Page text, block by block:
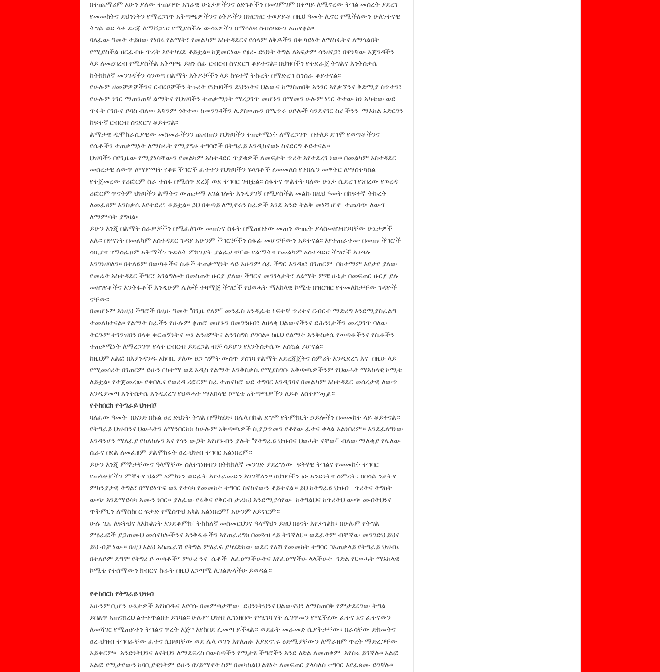
በተጨማሪም አሁን ያለው ተጨባጭ አገራዊ ሁኔታዎችንና ዕድገቶችን በመገምገም በቀጣይ ለሚኖረው ትግል መሰረት ያደረገ
የመመከትና ደህንነትን የማረጋገጥ አቅጣጫዎችንና ዕቅዶችን በዝርዝር ተወያይቶ በዚህ ዓመት ሊኖር የሚችለውን ሁለንተናዊ
ትግል ወደ ላቀ ደረጃ ለማሸጋገር የሚያስችሉ ውሳኔዎችን በማሳለፍ ስብሰባውን አጠናቋል፡፡
ባለፈው ዓመት ተይዘው የነበሩ የልማት፣ የመልካም አስተዳደርና የሰላም ዕቅዶችን በቀጣይነት ለማስፋትና ለማጎልበት
የሚያስችል ዘርፈብዙ ጥረት እየተካሄደ ቆይቷል፡፡ ከጀመርነው የፀረ- ድህነት ትግል ለአፍታም ሳንዘናጋ፣ በዋነኛው አጀንዳችን
ላይ ለመረባረብ የሚያስችል አቅጣጫ ይዘን ሰፊ ርብርብ ስናደርግ ቆይተናል፡፡ በህዝባችን የተደራጀ ትግልና እንቅስቃሴ
ከትክክለኛ መንገዳችን ሳንወጣ በልማት እቅዶቻችን ላይ ከፍተኛ ትኩረት በማድረግ ስንሰራ ቆይተናል፡፡
የሁሉም ዘመቻዎቻችንና ርብርቦቻችን ትኩረት የህዝባችን ደህንነትና ህልውና ከማስጠበቅ አንፃር እየቃኘንና ቅድሚያ ሰጥተን፣
የሁሉም ነገር ማጠንጠኛ ልማትና የህዝባችን ተጠቃሚነት ማረጋገጥ መሆኑን በማመን ሁሉም ነገር ትተው ከነ አካቴው ወደ
ጥፋት በገቡና ይባስ ብለው እኛንም ጎትተው ከመንገዳችን ሊያስወጡን በሚጥሩ ሀይሎች ሳንደናገር ስራችንን ማእከል አድርገን
ከፍተኛ ርብርብ ስናደርግ ቆይተናል፡፡
ልማታዊ ዲሞክራሲያዊው መስመራችንን ጨብጠን የህዝባችን ተጠቃሚነት ለማረጋገጥ በተለይ ደግሞ የወጣቶችንና
የሴቶችን ተጠቃሚነት ለማስፋት የሚያግዙ ተግባሮች በትግራይ እንዲከናወኑ ስናደርግ ቆይተናል።
ህዝባችን በየጊዜው የሚያነሳቸውን የመልካም አስተዳደር ጥያቄዎች ለመፍታት ጥረት እየተደረገ ነው፡፡ በመልካም አስተዳደር
መሰረታዊ ለውጥ ለማምጣት የቆዩ ችግሮች ፈትተን የህዝባችን ፍላጎቶች ለመመለስ የቀበሌን መዋቅር ለማስተካከል
የተጀመረው የሪፎርም ስራ ተስፋ በሚሰጥ ደረጃ ወደ ተግባር ገብቷል፡፡ ስፋትና ጥልቀት ባለው ሁኔታ ሲደረግ የነበረው የወረዳ
ሪፎርም ጥናትም ህዝባችን ልማትና ውጤታማ አገልግሎት እንዲያገኝ በሚያስችል መልኩ በዚህ ዓመት በከፍተኛ ትኩረት
ለመፈፀም እንስቃሴ እየተደረገ ቆይቷል፡፡ ይህ በቀጣይ ለሚኖሩን ስራዎች እንደ አንድ ትልቅ መነሻ ሆኖ ተጨባጭ ለውጥ
ለማምጣት ያግዛል፡፡
ይሁን እንጂ በልማት ስራዎቻችን በሚፈለገው መጠንና ስፋት በሚጠበቀው መጠን ውጤት ያላስመዘገብንባቸው ሁኔታዎች
አሉ፡፡ በዋናነት በመልካም አስተዳደር ጉዳይ አሁንም ችግሮቻችን ሰፋፊ መሆናቸውን አይተናል፡፡ እየተጠራቀሙ በመጡ ችግሮች
ሳቢያና በማስፈፀም አቅማችን ጉድለት ምክንያት ያልፈታናቸው የልማትና የመልካም አስተዳደር ችግሮች እንዳሉ
እንገነዘባለን፡፡ በተለይም በወጣቶችና ሴቶች ተጠቃሚነት ላይ አሁንም ሰፊ ችግር እንዳለ፣ በገጠርም በከተማም እየታየ ያለው
የመሬት አስተዳደር ችግር፣ አገልግሎት በመስጠት ዙርያ ያለው ችግርና መንገላታት፣ ለልማት ምቹ ሁኔታ በመፍጠር ዙርያ ያሉ
መዘግየቶችና እንቅፋቶች እንዲሁም ሌሎች ተዛማጅ ችግሮች የህወሓት ማእከላዊ ኮሚቴ በዝርዝር የተመለከታቸው ጉዳዮች
ናቸው፡፡
በመሆኑም እነዚህ ችግሮች በዚሁ ዓመት “በጊዜ የለም” መንፈስ እንዲፈቱ ከፍተኛ ጥረትና ርብርብ ማድረግ እንደሚያስፈልግ
ተመለክተናል፡፡ የልማት ስራችን የሁሉም ቋጠሮ መሆኑን በመገንዘብ፣ ለዘላቂ ህልውናችንና ደሕንነታችን መረጋገጥ ባለው
ትርጉም ተገንዝበን በላቀ ቁርጠኝነትና ወኔ ልንዘምትና ልንገሰግስ ይገባል፡፡ ከዚህ የልማት እንቅስቃሴ የወጣቶችንና የሴቶችን
ተጠቃሚነት ለማረጋገጥ የላቀ ርብርብ ይደረጋል ብቻ ሳይሆን የእንቅስቃሴው አስኳል ይሆናል፡፡
ከዚህም አልፎ በእያንዳንዱ አከባቢ ያለው ፀጋ ግምት ውስጥ ያስገባ የልማት አደረጃጀትና ስምሪት እንዲደረግ እና በዚሁ ላይ
የሚመሰረት በገጠርም ይሁን በከተማ ወደ አዲስ የልማት እንቅስቃሴ የሚያስገቡ አቅጣጫዎችንም የህወሓት ማእከላዊ ኮሚቴ
ለይቷል፡፡ የተጀመረው የቀበሌና የወረዳ ሪፎርም ስራ ተጠናክሮ ወደ ተግባር እንዲገባና በመልካም አስተዳደር መሰረታዊ ለውጥ
እንዲያመጣ እንቅስቃሴ እንዲደረግ የህወሓት ማእከላዊ ኮሚቴ አቅጣጫዎችን ለይቶ አስቀምጧል።
የተከበርክ የትግራይ ህዝብ፤
ባለፈው ዓመት በአንድ በኩል ፀረ ድህነት ትግል በማካሄድ፣ በሌላ በኩል ደግሞ የትምክህት ኃይሎችን በመመከት ላይ ቆይተናል።
የትግራይ ህዝብንና ህወሓትን ለማንበርከክ ከሁሉም አቅጣጫዎች ሲያጋጥመን የቆየው ፈተና ቀላል አልነበረም። እንደፈለግነው
እንዳንሆን ማለፊያ የከለከሉን እና የጎን ውጋት እየሆኑብን ያሉት “የትግራይ ህዝብና ህወሓት ናቸው” ብለው ማለቂያ የሌለው
ሴራና በደል ለመፈፀም ያልሞከሩት ፀረ-ህዝብ ተግባር አልነበረም።
ይሁን እንጂ ምኞታቸውና ዓላማቸው ስለተገነዘብን በትክክለኛ መንገድ ያደረግነው ፍትሃዊ ትግልና የመመከት ተግባር
የጠላቶቻችን ምኞትና ህልም አምክነን ወደፊት እየተራመድን እንገኛለን። በህዝባችን ፅኑ አንድነትና ስምረት፣ በበሳል ንቃትና
ምክንያታዊ ትግል፣ በማይነጥፍ ወኔ የተሳካ የመመከት ተግባር ስናከናውን ቆይተናል። ይህ ከትግራይ ህዝብ ጥረትና ትግስት
ውጭ እንደማይሳካ እሙን ነበር። ያለፈው የሩቅና የቅርብ ታሪክህ እንደሚያሳየው ከትግልህና ከጥረትህ ውጭ መብትህንና
ጥቅምህን ለማስከበር ፍቃድ የሚሰጥህ አካል አልነበረም፤ አሁንም አይኖርም።
ሁሉ ጊዜ ለፍትህና ለእኩልነት እንደቆምክ፣ ትክክለኛ መስመርህንና ዓላማህን ይዘህ በፅናት እየታገልክ፣ በሁሉም የትግል
ምዕራፎች ያጋጠሙህ መሰናክሎችንና እንቅፋቶችን እየጠራረግክ በመጓዝ ላይ ትገኛለህ። ወደፊትም ብቸኛው መንገድህ ይህና
ይህ ብቻ ነው። በዚህ እልህ አስጨራሽ የትግል ምዕራፍ ያካሄድከው ወደር የለሽ የመመከት ተግባር በአጠቃላይ የትግራይ ህዝብ፤
በተለይም ደግሞ የትግራይ ወጣቶች፣ ምሁራንና ሴቶች ለፈፀማችሁትና እየፈፀማችሁ ላላችሁት ገድል የህወሓት ማእከላዊ
ኮሚቴ የተሰማውን ክብርና ኩራት በዚህ አጋጣሚ ሊገልጽላችሁ ይወዳል።
የተከበርክ የትግራይ ህዝብ
አሁንም ቢሆን ሁኔታዎች እየከበዱና እየባሱ በመምጣታቸው ደህንነትህንና ህልውናህን ለማስጠበቅ የምታደርገው ትግል
ይበልጥ አጠናክረህ ልትቀጥልበት ይገባል፡፡ ሁሉም ህዝብ ሊገነዘበው የሚገባ ሃቅ ሊገጥመን የሚችለው ፈተና እና ፈተናውን
ለመሻገር የሚጠይቀን ትግልና ጥረት እጅግ እየከበደ ሊመጣ ይችላል። ወደፊት መራመድ ሲያቅታቸው፣ በራሳቸው ድክመትና
ፀረ-ህዝብ ተግባራቸው ፈተና ሲበዛባቸው ወደ ሌላ ወገን እየለጠፉ እያደናገሩ ዕድሚያቸውን ለማራዘም ጥረት ማድረጋቸው
አይቀርም፡፡ አንድነትህንና ፅናትህን ለማደፍረስ በውስጣችን የሚታዩ ችግሮችን እንደ ዕድል ለመጠቀም እየሰሩ ይገኛሉ፡፡ አልፎ
አልፎ የሚታየውን ከባቢያዊነትም ይሁን በሃይማኖት ስም በመካከልህ ልዩነት ለመፍጠር ያላሳለሰ ተግባር እየፈጸሙ ይገኛሉ፡፡